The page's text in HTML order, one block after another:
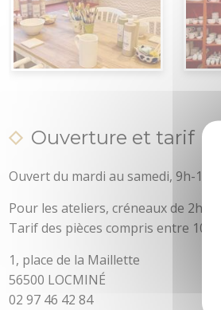
Ouverture et tarif
Ouvert du mardi au samedi, 9h-
Pour les ateliers, créneaux de 2h.
Tarif des pièces compris entre 10 et
1, place de la Maillette
56500 LOCMINÉ
02 97 46 42 84